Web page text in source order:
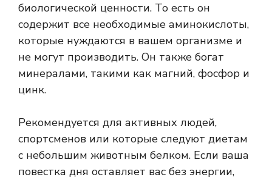
биологической ценности. То есть он
содержит все необходимые аминокислоты,
которые нуждаются в вашем организме и
не могут производить. Он также богат
минералами, такими как магний, фосфор и
цинк.
Рекомендуется для активных людей,
спортсменов или которые следуют диетам
с небольшим животным белком. Если ваша
повестка дня оставляет вас без энергии,